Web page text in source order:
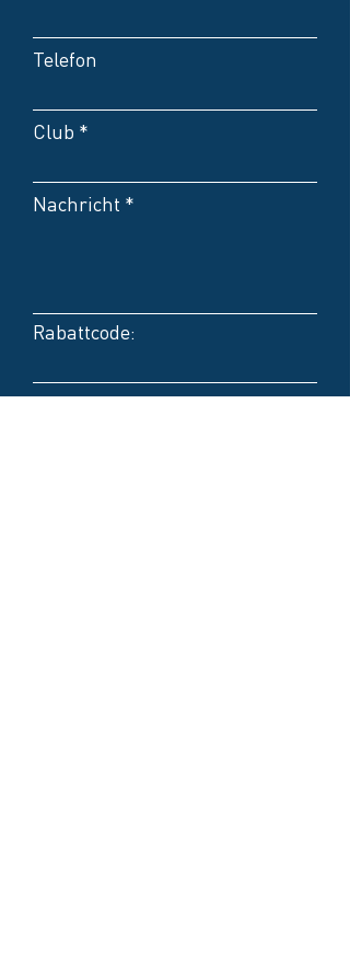
Telefon
Club
Nachricht
Rabattcode:
Kontakt bevorzugt per E-